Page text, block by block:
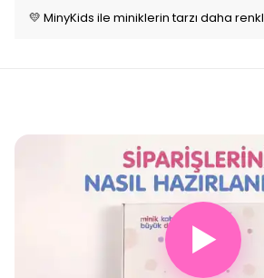
💛 MinyKids ile miniklerin tarzı daha
▶